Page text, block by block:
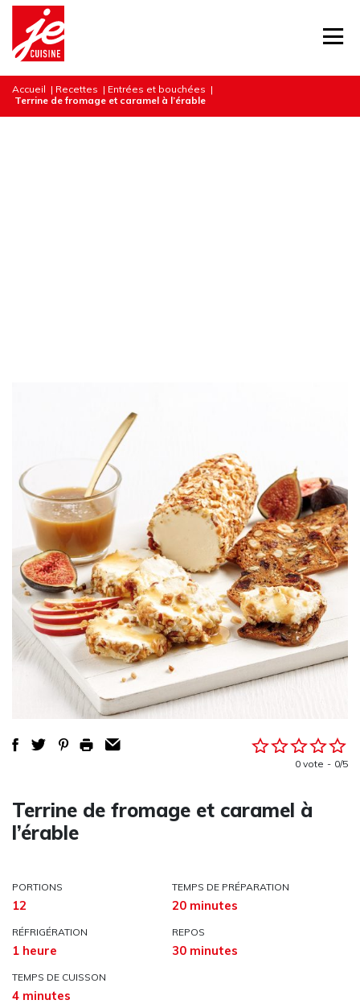
Accueil | Recettes | Entrées et bouchées |
Terrine de fromage et caramel à l’érable
0 vote 0/5
Terrine de fromage et caramel à
l’érable
PORTIONS
12
TEMPS DE PRÉPARATION
20 minutes
RÉFRIGÉRATION
1 heure
REPOS
30 minutes
TEMPS DE CUISSON
4 minutes